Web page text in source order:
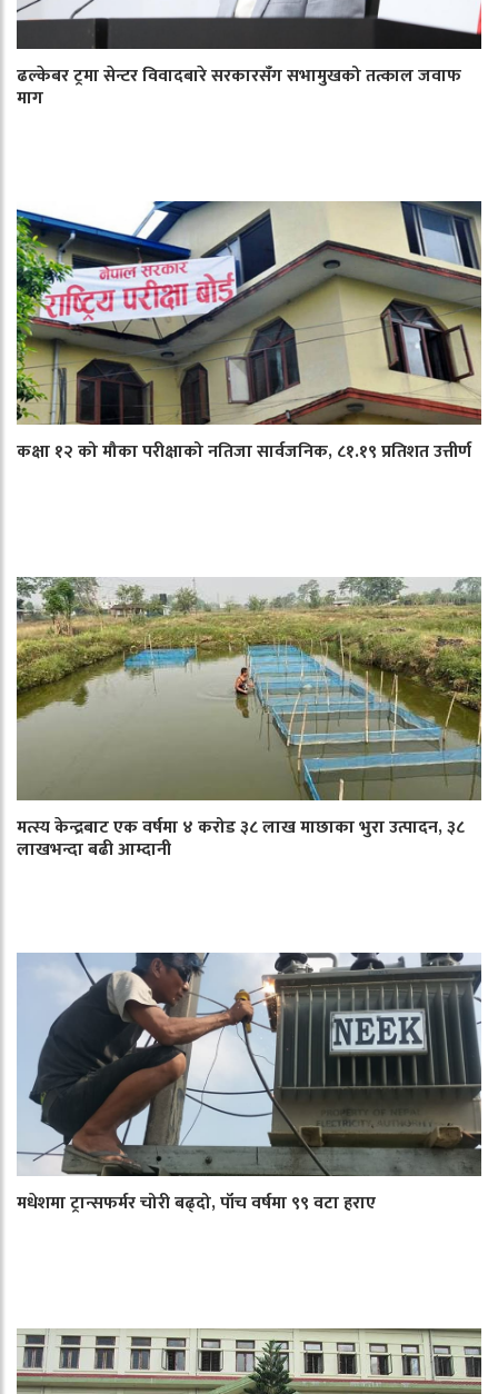
ढल्केबर ट्रमा सेन्टर विवादबारे सरकारसँग सभामुखको तत्काल जवाफ
माग
कक्षा १२ को मौका परीक्षाको नतिजा सार्वजनिक, ८१.१९ प्रतिशत उत्तीर्ण
मत्स्य केन्द्रबाट एक वर्षमा ४ करोड ३८ लाख माछाका भुरा उत्पादन, ३८
लाखभन्दा बढी आम्दानी
मधेशमा ट्रान्सफर्मर चोरी बढ्दो, पाँच वर्षमा ९९ वटा हराए